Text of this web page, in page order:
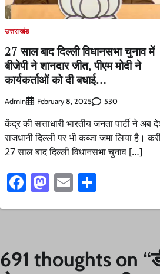
उत्तराखंड
27 साल बाद दिल्ली विधानसभा चुनाव में
बीजेपी ने शानदार जीत, पीएम मोदी ने
कार्यकर्ताओं को दी बधाई…
Admin February 8, 2025 530
केंद्र की सत्ताधारी भारतीय जनता पार्टी ने अब
राजधानी दिल्ली पर भी कब्जा जमा लिया है।
27 साल बाद दिल्ली विधानसभा चुनाव […]
Facebook
Mastodon
Email
691 thoughts on “